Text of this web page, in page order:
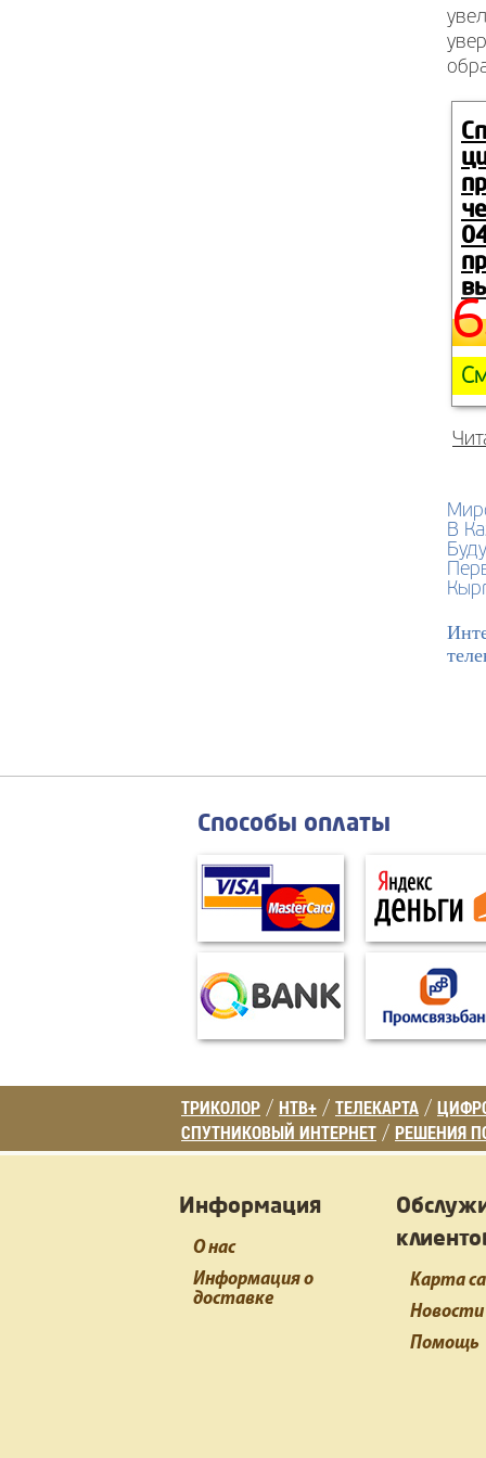
В
Способы оплаты
ТРИКОЛОР / НТВ+ / ТЕЛЕКАРТА /
СПУТНИКОВЫЙ ИНТЕРНЕТ / РЕШЕНИЯ
Информация
О нас
Информация о
доставке
Карта
Новости
Помощь